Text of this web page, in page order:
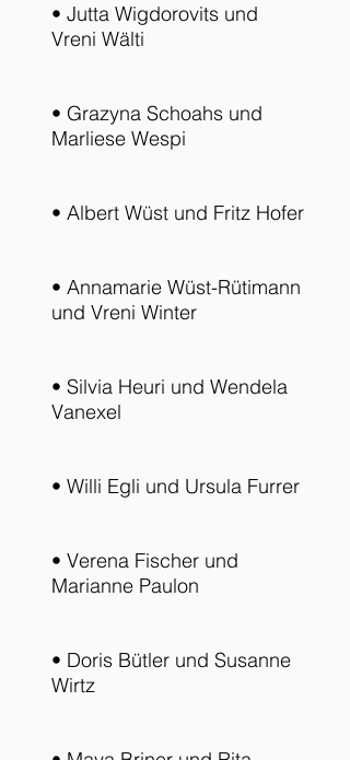
• Jutta Wigdorovits und
Vreni Wälti
• Grazyna Schoahs und
Marliese Wespi
• Albert Wüst und Fritz Hofer
• Annamarie Wüst-Rütimann
und Vreni Winter
• Silvia Heuri und Wendela
Vanexel
• Willi Egli und Ursula Furrer
• Verena Fischer und
Marianne Paulon
• Doris Bütler und Susanne
Wirtz